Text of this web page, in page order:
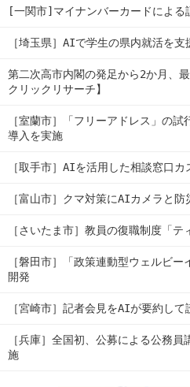
[一関市]マイナンバーカードによる
［埼玉県］AIで学生の県内就活を
第二次高市内閣の発足から2か月、
クリックリサーチ】
［室蘭市］「フリーアドレス」の
導入を実施
［取手市］AIを活用した相談窓口
［富山市］クマ対策にAIカメラと
［さいたま市］教員の復職制度「
［磐田市］「政策連動型ウェルビ
開発
［宮崎市］記者会見をAIが要約し
［兵庫］全国初、公募による公務
施